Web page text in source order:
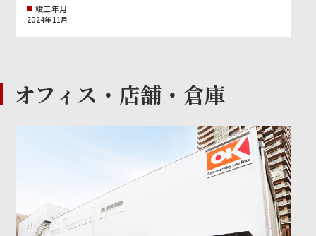
竣工年月
2024年11月
オフィス・店舗・倉庫